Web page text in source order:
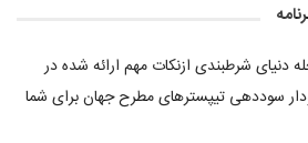
دنیای شرطبندی ازنکات مهم ارائه شده در
سوددهی تیپسترهای مطرح جهان برای شما